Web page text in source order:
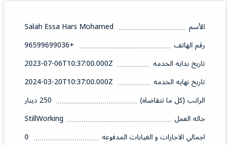
الأسم
Salah Essa Hars Mohamed
رقم الهاتف
+96599699036
تاريخ بدايه الخدمه
2023-07-06T10:37:00.000Z
تاريخ نهايه الخدمه
2024-03-20T10:37:00.000Z
الراتب (كل ما تتقاضاه)
250 دينار
حاله العمل
StillWorking
اجمالي الاجازات و الغيابات المدفوعه
0